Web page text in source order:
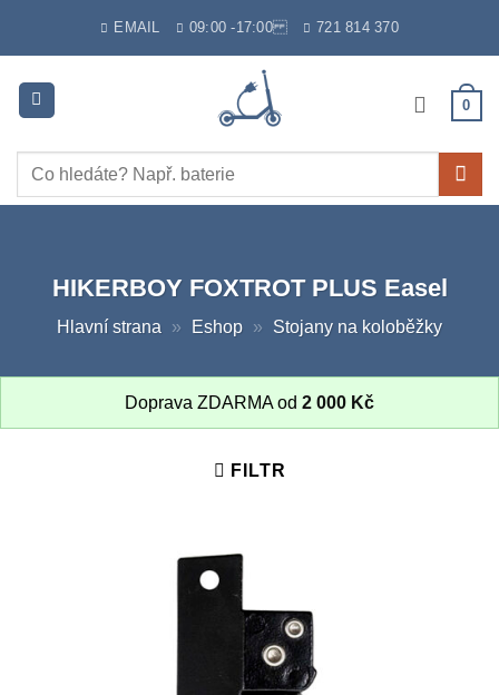
EMAIL 09:00 -17:00 721 814 370
0
Hledat:
HIKERBOY FOXTROT PLUS Easel
Hlavní strana » Eshop » Stojany na koloběžky
Doprava ZDARMA od 2 000 Kč
FILTR